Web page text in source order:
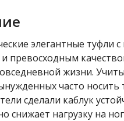
элегантные туфли
превосходным
жизни.
часто носить
сделали каблук
снижает нагрузку на